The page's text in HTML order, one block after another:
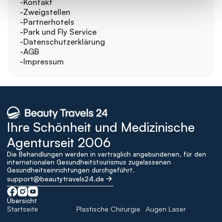
-Kontakt
-Zweigstellen
-Partnerhotels
-Park und Fly Service
-Datenschutzerklärung
-AGB
-Impressum
Ihre Schönheit und Medizinische
Agenturseit 2006
Die Behandlungen werden in vertraglich angebundenen, für den
internationalen Gesundheitstourismus zugelassenen
Gesundheitseinrichtungen durchgeführt.
support@beautytravels24.de
Übersicht
Startseite Plastische Chirurgie
Augen Laser